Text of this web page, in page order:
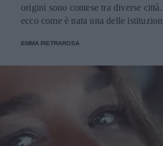
origini sono contese tra diverse
ecco come è nata una delle
EMMA PIETRAROSA